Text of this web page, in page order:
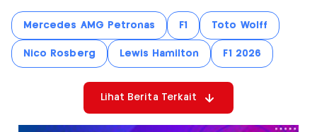
Mercedes AMG Petronas F1 Toto Wolff
Nico Rosberg Lewis Hamilton F1 2026
Lihat Berita Terkait